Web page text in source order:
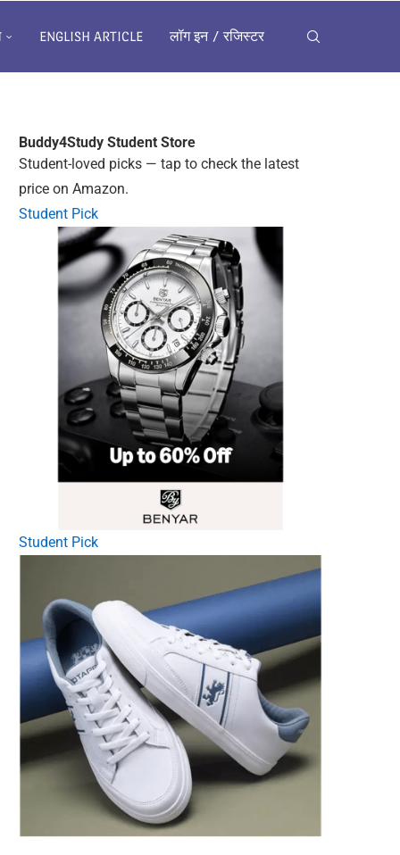
ENGLISH ARTICLE लॉग इन / रजिस्टर
Buddy4Study Student Store
Student-loved picks — tap to check the latest
price on Amazon.
Student Pick
Student Pick